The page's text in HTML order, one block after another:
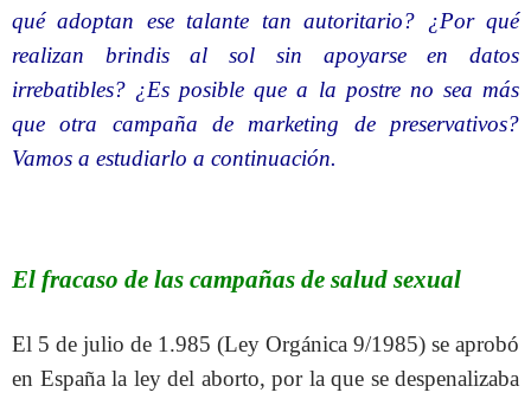
qué adoptan ese talante tan autoritario? ¿Por qué
realizan brindis al sol sin apoyarse en datos
irrebatibles? ¿Es posible que a la postre no sea más
que otra campaña de marketing de preservativos?
Vamos a estudiarlo a continuación.
El fracaso de las campañas de salud sexual
El 5 de julio de 1.985 (Ley Orgánica 9/1985) se aprobó
en España la ley del aborto, por la que se despenalizaba